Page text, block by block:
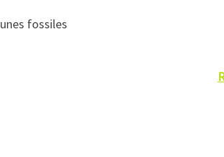
fossiles